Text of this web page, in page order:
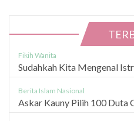
Fikih Wanita
Sudahkah Kita Mengenal
Berita Islam Nasional
Askar Kauny Pilih 100 Duta